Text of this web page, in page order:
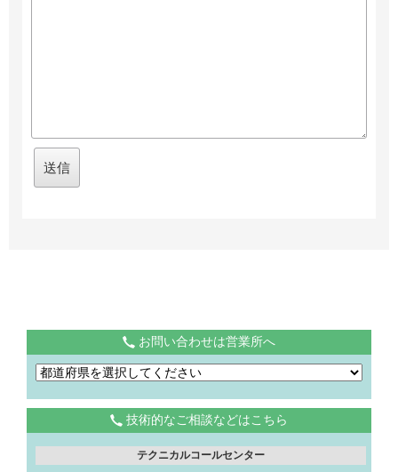
お問い合わせは営業所へ
技術的なご相談などはこちら
テクニカルコールセンター